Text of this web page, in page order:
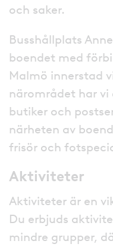
och saker.
Busshållplats
boendet med
Malmö innerstad
närområdet har
butiker och
närheten av
frisör och
Aktiviteter
Aktiviteter är en
Du erbjuds
mindre grupper,